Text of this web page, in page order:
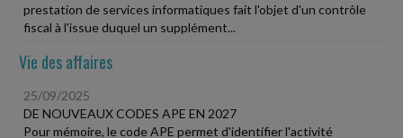
prestation de services informatiques fait l'objet d'un contrôle
fiscal à l'issue duquel un supplément...
Vie des affaires
25/09/2025
DE NOUVEAUX CODES APE EN 2027
Pour mémoire, le code APE permet d'identifier l'activité